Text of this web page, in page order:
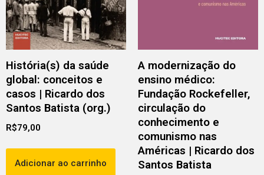
História(s) da saúde
global: conceitos e
casos | Ricardo dos
Santos Batista (org.)
R$79,00
Adicionar ao carrinho
A modernização do
ensino médico:
Fundação Rockefeller,
circulação do
conhecimento e
comunismo nas
Américas | Ricardo dos
Santos Batista